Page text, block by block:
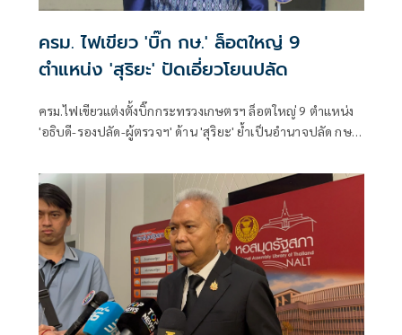
ครม. ไฟเขียว 'บิ๊ก กษ.' ล็อตใหญ่ 9
ตำแหน่ง 'สุริยะ' ปัดเอี่ยวโยนปลัด
ครม.ไฟเขียวแต่งตั้งบิ๊กกระทรวงเกษตรฯ ล็อตใหญ่ 9 ตำแหน่ง
'อธิบดี-รองปลัด-ผู้ตรวจฯ' ด้าน 'สุริยะ' ย้ำเป็นอำนาจปลัด กษ.